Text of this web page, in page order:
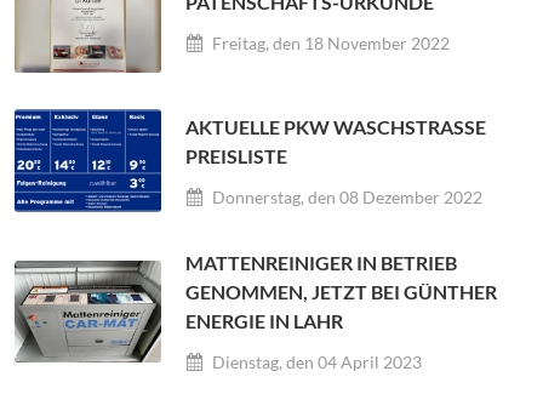
Freitag, den 18 November 2022
AKTUELLE PKW WASCHSTRASSE P
REISLISTE
Donnerstag, den 08 Dezember 2022
MATTENREINIGER IN BETRIEB
GENOMMEN, JETZT BEI GÜNTHER
ENERGIE IN LAHR
Dienstag, den 04 April 2023